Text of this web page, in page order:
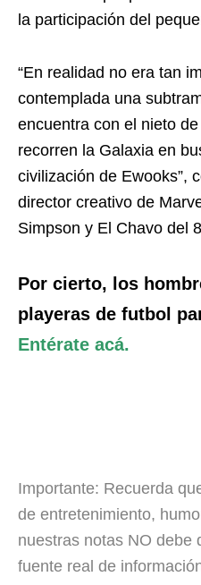
la participación del
“En realidad no era tan
contemplada una
encuentra con el nieto de
recorren la Galaxia en
civilización de Ewooks”,
director creativo de
Simpson y El Chavo del
Por cierto, los
playeras de futbol
Entérate acá.
Importante: Recuerda
de entretenimiento,
nuestras notas NO debe
fuente real de